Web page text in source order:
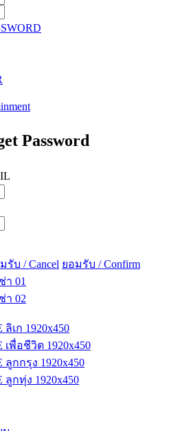
Password
รับ / Cancel ยอมรับ / Confirm